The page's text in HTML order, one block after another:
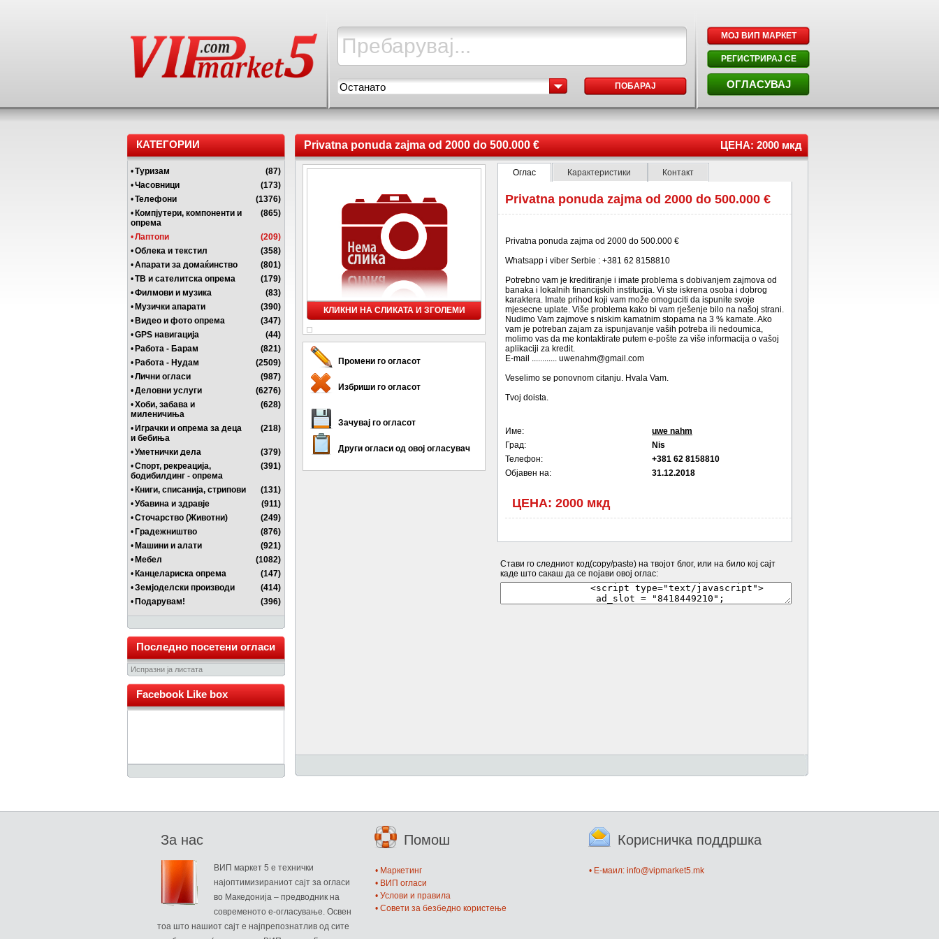
Останато ПОБАРАЈ
МОЈ ВИП МАРКЕТ
РЕГИСТРИРАЈ СЕ
ОГЛАСУВАЈ
КАТЕГОРИИ
•Туризам
(87)
•Часовници
(173)
•Телефони
(1376)
• Компјутери, компоненти и
опрема
(865)
•Лаптопи
(209)
•Облека и текстил
(358)
•Апарати за домаќинство
(801)
•ТВ и сателитска опрема
(179)
•Филмови и музика
(83)
• Музички апарати
(390)
• Видео и фото опрема
(347)
•GPS навигација
(44)
• Работа - Барам
(821)
• Работа - Нудам
(2509)
•Лични огласи
(987)
•Деловни услуги
(6276)
•Хоби, забава и
миленичиња
(628)
• Играчки и опрема за деца
и бебиња
(218)
•Уметнички дела
(379)
•Спорт, рекреација,
бодибилдинг - опрема
(391)
• Книги, списанија, стрипови
(131)
•Убавина и здравје
(911)
•Сточарство (Животни)
(249)
• Градежништво
(876)
• Машини и алати
(921)
• Мебел
(1082)
• Канцелариска опрема
(147)
•Земјоделски производи
(414)
• Подарувам! (396)
Последно посетени огласи
Испразни ја листата
Facebook Like box
Privatna ponuda zajma od 2000 do 500.000 € ЦЕНА: 2000 мкд
КЛИКНИ НА СЛИКАТА И ЗГОЛЕМИ
Промени го огласот
Избриши го огласот
Зачувај го огласот
Други огласи од овој огласувач
Оглас Карактеристики Контакт
Privatna ponuda zajma od 2000 do 500.000 €
Privatna ponuda zajma od 2000 do 500.000 €
Whatsapp i viber Serbie : +381 62 8158810
Potrebno vam je kreditiranje i imate problema s dobivanjem zajmova od
banaka i lokalnih financijskih institucija. Vi ste iskrena osoba i dobrog
karaktera. Imate prihod koji vam može omoguciti da ispunite svoje
mjesecne uplate. Više problema kako bi vam rješenje bilo na našoj strani.
Nudimo Vam zajmove s niskim kamatnim stopama na 3 % kamate. Ako
vam je potreban zajam za ispunjavanje vaših potreba ili nedoumica,
molimo vas da me kontaktirate putem e-pošte za više informacija o vašoj
aplikaciji za kredit.
E-mail ............ uwenahm@gmail.com
Veselimo se ponovnom citanju. Hvala Vam.
Tvoj doista.
Име:
uwe nahm
Град:
Nis
Телефон:
+381 62 8158810
Објавен на:
31.12.2018
ЦЕНА: 2000 мкд
Стави го следниот код(copy/paste) на твојот блог, или на било кој сајт
каде што сакаш да се појави овој оглас:
За нас
ВИП маркет 5 е технички
најоптимизираниот сајт за огласи
во Македонија – предводник на
современото е-огласување. Освен
тоа што нашиот сајт е најпрепознатлив од сите
Помош
• Маркетинг
• ВИП огласи
• Услови и правила
• Совети за безбедно користење
Корисничка поддршка
• E-маил: info@vipmarket5.mk